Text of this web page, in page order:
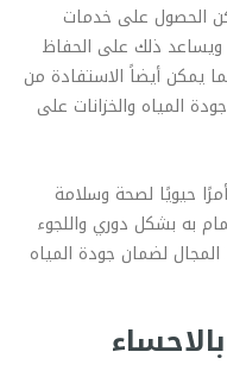
الحصول على خدمات
ويساعد ذلك على الحفاظ
يمكن أيضاً الاستفادة من
المياه والخزانات على
حيويًا لصحة وسلامة
به بشكل دوري واللجوء
لضمان جودة المياه